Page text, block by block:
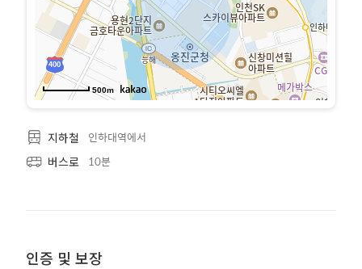
500m
지하철 인하대역에서
버스로 10분
인증 및 보장